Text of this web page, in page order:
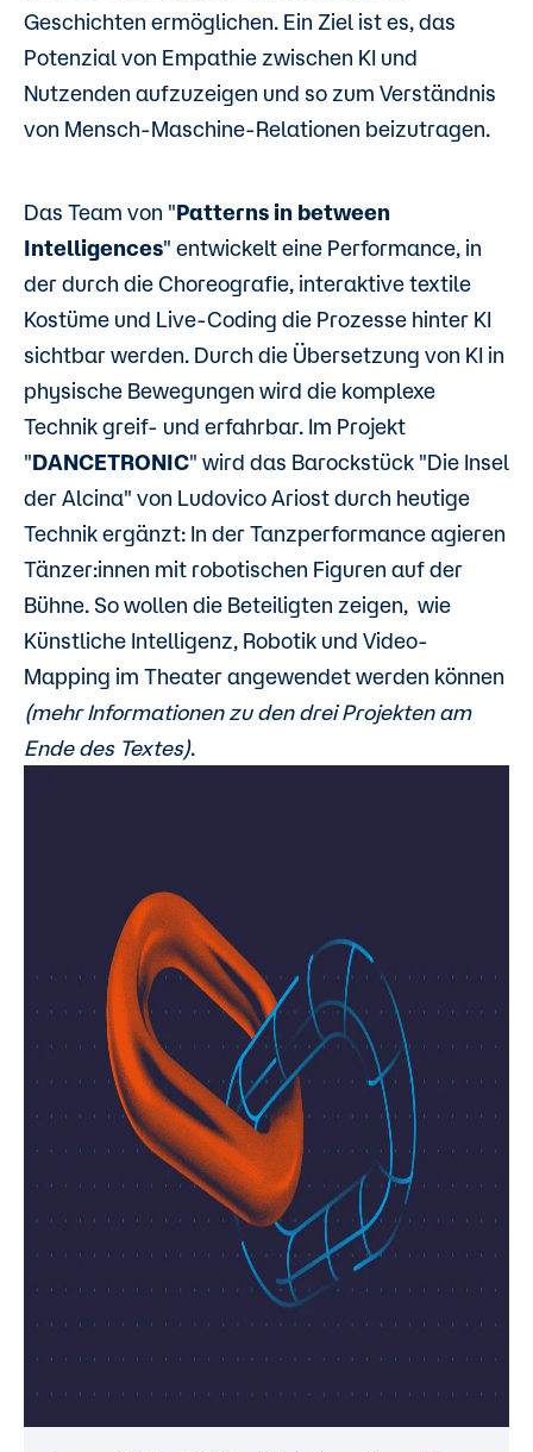
Geschichten ermöglichen. Ein Ziel ist es, das
Potenzial von Empathie zwischen KI und
Nutzenden aufzuzeigen und so zum Verständnis
von Mensch-Maschine-Relationen beizutragen.
Das Team von "Patterns in between
Intelligences" entwickelt eine Performance, in
der durch die Choreografie, interaktive textile
Kostüme und Live-Coding die Prozesse hinter KI
sichtbar werden. Durch die Übersetzung von KI in
physische Bewegungen wird die komplexe
Technik greif- und erfahrbar. Im Projekt
"DANCETRONIC" wird das Barockstück "Die Insel
der Alcina" von Ludovico Ariost durch heutige
Technik ergänzt: In der Tanzperformance agieren
Tänzer:innen mit robotischen Figuren auf der
Bühne. So wollen die Beteiligten zeigen, wie
Künstliche Intelligenz, Robotik und Video-
Mapping im Theater angewendet werden können
(mehr Informationen zu den drei Projekten am
Ende des Textes).